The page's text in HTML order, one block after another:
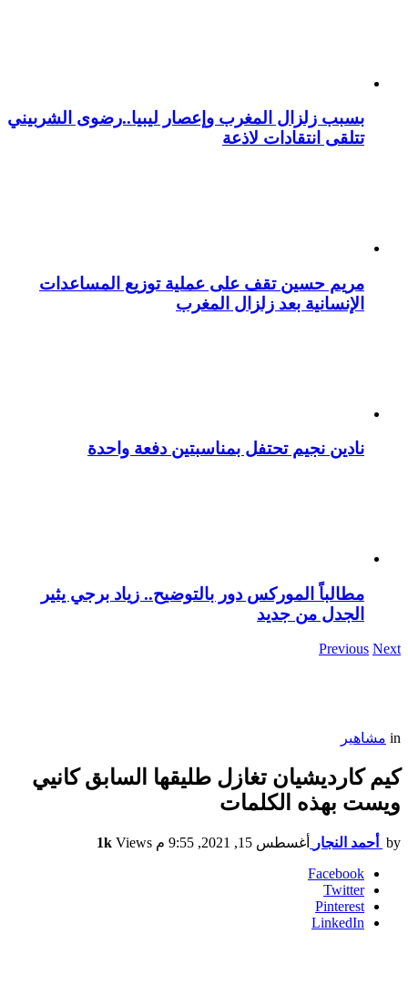
بسبب زلزال المغرب وإعصار ليبيا..رضوى الشربيني
تتلقى انتقادات لاذعة
مريم حسين تقف على عملية توزيع المساعدات
الإنسانية بعد زلزال المغرب
نادين نجيم تحتفل بمناسبتين دفعة واحدة
مطالباً الموركس دور بالتوضيح.. زياد برجي يثير
الجدل من جديد
Previous Next
in مشاهير
كيم كارديشيان تغازل طليقها السابق كانيي
ويست بهذه الكلمات
by أحمد النجار أغسطس 15, 2021, 9:55 م 1k Views
Facebook
Twitter
Pinterest
LinkedIn